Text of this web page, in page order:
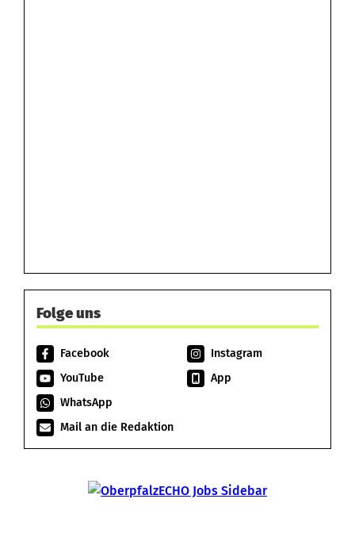
Folge uns
Facebook
Instagram
YouTube
App
WhatsApp
Mail an die Redaktion